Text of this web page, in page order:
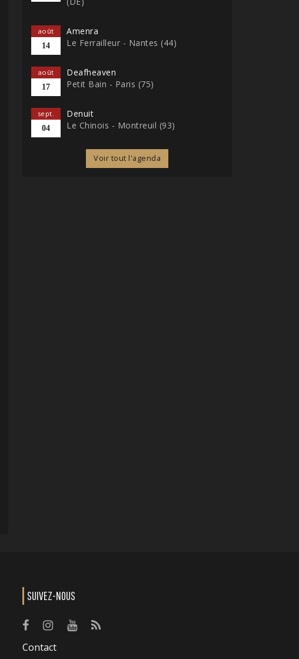
août
14
Amenra
Le Ferrailleur - Nantes (44)
août
17
Deafheaven
Petit Bain - Paris (75)
sept.
04
Denuit
Le Chinois - Montreuil (93)
Voir tout l'agenda
SUIVEZ-NOUS
Contact